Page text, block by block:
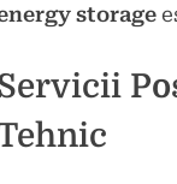
storage